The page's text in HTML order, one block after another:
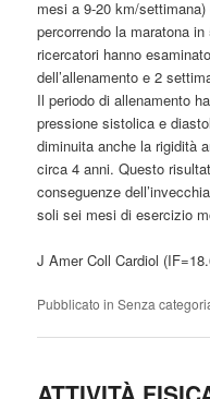
mesi a 9-20 km/
percorrendo la maratona
ricercatori hanno
dell’allenamento e 2
Il periodo di allenamento
pressione sistolica e
diminuita anche la rigidità
circa 4 anni. Questo
conseguenze
soli sei mesi di esercizio
J Amer Coll Cardiol
Pubblicato in Senza